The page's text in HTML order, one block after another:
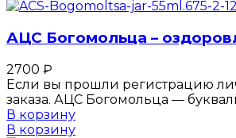
АЦС Богомольца –
2700 ₽
Если вы прошли регистрацию
заказа. АЦС Богомольца —
В корзину
В корзину